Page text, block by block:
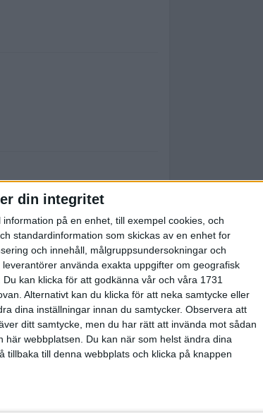
din integritet
på en enhet, till exempel cookies, och
standardinformation som skickas av en enhet for
och innehåll, målgruppsundersokningar och
använda exakta uppgifter om geografisk
kan klicka för att godkänna vår och våra 1731
Alternativt kan du klicka för att neka samtycke eller
dina inställningar innan du samtycker. Observera att
ditt samtycke, men du har rätt att invända mot sådan
webbplatsen. Du kan när som helst ändra dina
till denna webbplats och klicka på knappen